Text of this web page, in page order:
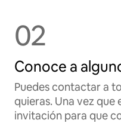
02
Conoce a
Puedes contactar a
quieras. Una vez que
invitación para que